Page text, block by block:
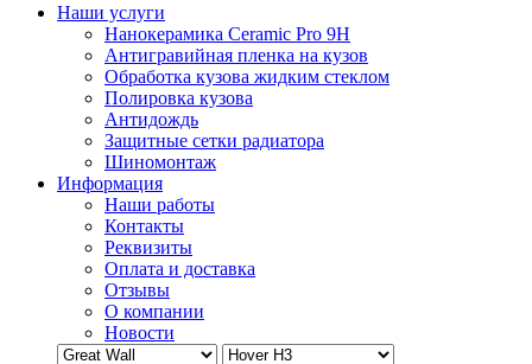
Наши услуги
Нанокерамика Ceramic Pro 9H
Антигравийная пленка на кузов
Обработка кузова жидким стеклом
Полировка кузова
Антидождь
Защитные сетки радиатора
Шиномонтаж
Информация
Наши работы
Контакты
Реквизиты
Оплата и доставка
Отзывы
О компании
Новости